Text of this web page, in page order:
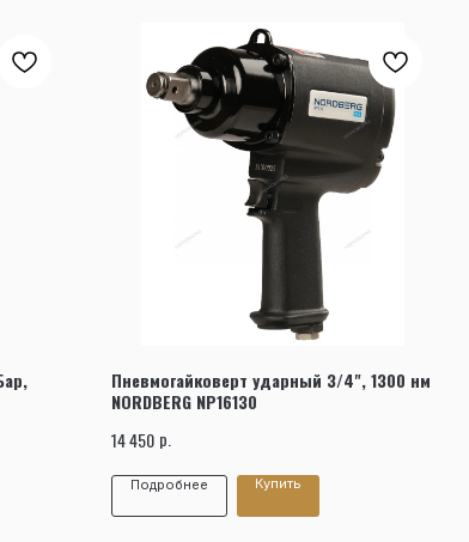
Пневмогайковерт ударный 3/4", 1300 нм
NORDBERG NP16130
14 450 р.
Подробнее Купить